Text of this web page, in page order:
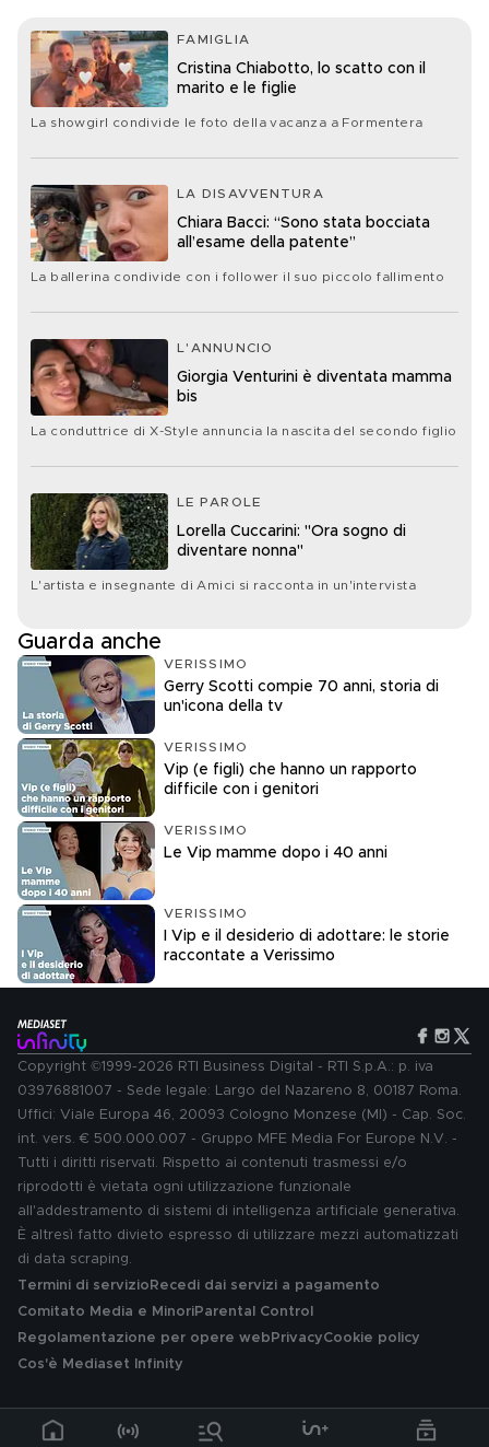
FAMIGLIA
Cristina Chiabotto, lo scatto con il
marito e le figlie
La showgirl condivide le foto della vacanza a Formentera
LA DISAVVENTURA
Chiara Bacci: “Sono stata bocciata
all’esame della patente”
La ballerina condivide con i follower il suo piccolo fallimento
L'ANNUNCIO
Giorgia Venturini è diventata mamma
bis
La conduttrice di X-Style annuncia la nascita del secondo figlio
LE PAROLE
Lorella Cuccarini: "Ora sogno di
diventare nonna"
L'artista e insegnante di Amici si racconta in un'intervista
Guarda anche
VERISSIMO
Gerry Scotti compie 70 anni, storia di
un'icona della tv
VERISSIMO
Vip (e figli) che hanno un rapporto
difficile con i genitori
VERISSIMO
Le Vip mamme dopo i 40 anni
VERISSIMO
I Vip e il desiderio di adottare: le storie
raccontate a Verissimo
Copyright ©1999-2026 RTI Business Digital - RTI S.p.A.: p. iva
03976881007 - Sede legale: Largo del Nazareno 8, 00187 Roma.
Uffici: Viale Europa 46, 20093 Cologno Monzese (MI) - Cap. Soc.
int. vers. € 500.000.007 - Gruppo MFE Media For Europe N.V. -
Tutti i diritti riservati. Rispetto ai contenuti trasmessi e/o
riprodotti è vietata ogni utilizzazione funzionale
all'addestramento di sistemi di intelligenza artificiale generativa.
È altresì fatto divieto espresso di utilizzare mezzi automatizzati
di data scraping.
Termini di servizio Recedi dai servizi a pagamento
Comitato Media e MinoriParental Control
Regolamentazione per opere web PrivacyCookie policy
Cos'è Mediaset Infinity